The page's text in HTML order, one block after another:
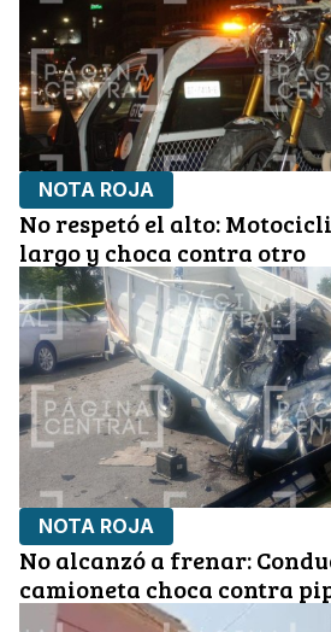
NOTA ROJA
No respetó el alto:
largo y choca contra otro
NOTA ROJA
No alcanzó a frenar:
camioneta choca contra